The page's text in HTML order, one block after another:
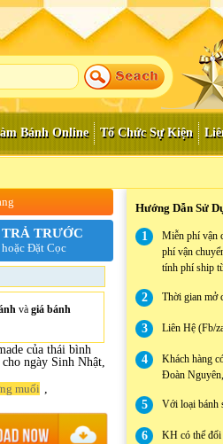
Bánh Online Tổ Chức Sự Kiện
TRƯỚC
Đặt Cọc
và giá bánh
của thái bình
ngày Sinh Nhật,
muối
Hướng Dẫn Sử
1
Miễn phí vận
phí vận
tính phí ship
2 Thời gian mở
3 Liên Hệ (Fb/
4
Khách hàng
Đoàn
5 Với loại bánh
6
KH có thể đổi